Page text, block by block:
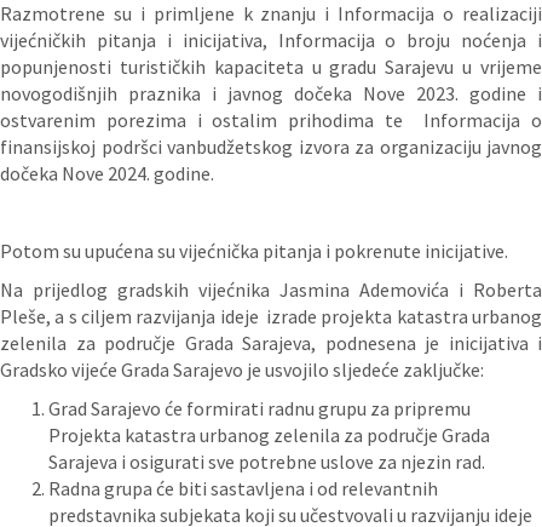
Razmotrene su i primljene k znanju i Informacija o realizaciji
vijećničkih pitanja i inicijativa, Informacija o broju noćenja i
popunjenosti turističkih kapaciteta u gradu Sarajevu u vrijeme
novogodišnjih praznika i javnog dočeka Nove 2023. godine i
ostvarenim porezima i ostalim prihodima te Informacija o
finansijskoj podršci vanbudžetskog izvora za organizaciju javnog
dočeka Nove 2024. godine.
Potom su upućena su vijećnička pitanja i pokrenute inicijative.
Na prijedlog gradskih vijećnika Jasmina Ademovića i Roberta
Pleše, a s ciljem razvijanja ideje izrade projekta katastra urbanog
zelenila za područje Grada Sarajeva, podnesena je inicijativa i
Gradsko vijeće Grada Sarajevo je usvojilo sljedeće zaključke:
Grad Sarajevo će formirati radnu grupu za pripremu
Projekta katastra urbanog zelenila za područje Grada
Sarajeva i osigurati sve potrebne uslove za njezin rad.
Radna grupa će biti sastavljena i od relevantnih
predstavnika subjekata koji su učestvovali u razvijanju ideje